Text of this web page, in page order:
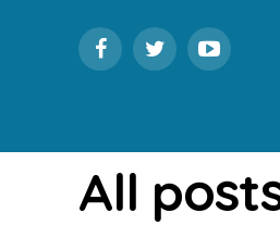
All